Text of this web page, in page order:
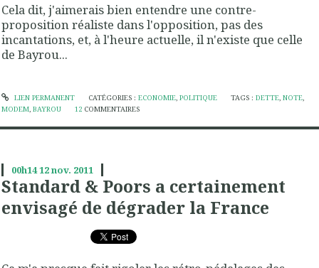
Cela dit, j'aimerais bien entendre une contre-
proposition réaliste dans l'opposition, pas des
incantations, et, à l'heure actuelle, il n'existe que celle
de Bayrou...
LIEN PERMANENT CATÉGORIES : ECONOMIE, POLITIQUE TAGS :DETTE,NOTE,
MODEM, BAYROU 12 COMMENTAIRES
00h1412nov. 2011
Standard & Poors a certainement
envisagé de dégrader la France